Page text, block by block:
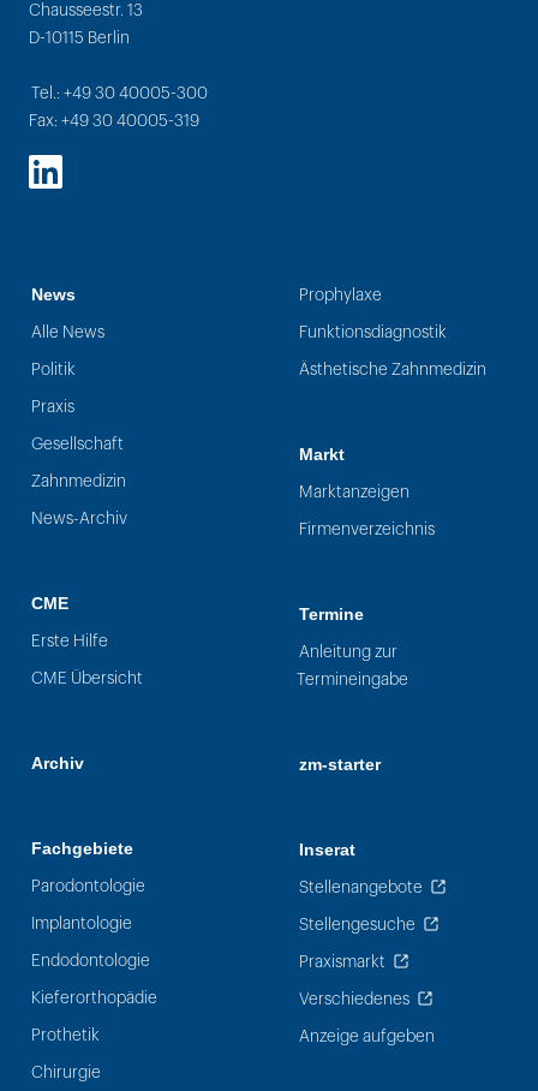
Chausseestr. 13
D-10115 Berlin
Tel.: +49 30 40005-300
Fax: +49 30 40005-319
LinkedIn
News
Alle News
Politik
Praxis
Gesellschaft
Zahnmedizin
News-Archiv
CME
Erste Hilfe
CME Übersicht
Archiv
Fachgebiete
Parodontologie
Implantologie
Endodontologie
Kieferorthopädie
Prothetik
Chirurgie
Prophylaxe
Funktionsdiagnostik
Ästhetische Zahnmedizin
Markt
Marktanzeigen
Firmenverzeichnis
Termine
Anleitung zur
Termineingabe
zm-starter
Inserat
Stellenangebote
Stellengesuche
Praxismarkt
Verschiedenes
Anzeige aufgeben